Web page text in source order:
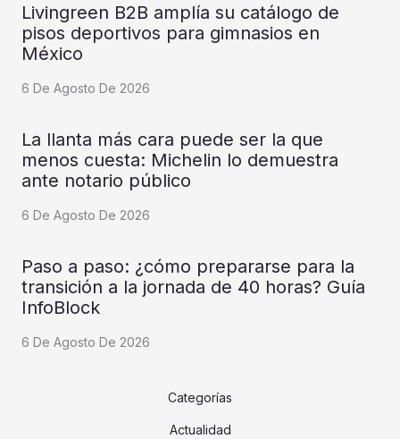
Livingreen B2B amplía su catálogo de
pisos deportivos para gimnasios en
México
6 De Agosto De 2026
La llanta más cara puede ser la que
menos cuesta: Michelin lo demuestra
ante notario público
6 De Agosto De 2026
Paso a paso: ¿cómo prepararse para la
transición a la jornada de 40 horas? Guía
InfoBlock
6 De Agosto De 2026
Categorías
Actualidad